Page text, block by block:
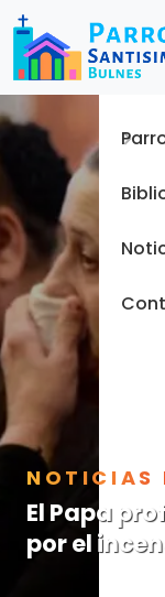
NOTICIAS
El Papa
por el
Inicio